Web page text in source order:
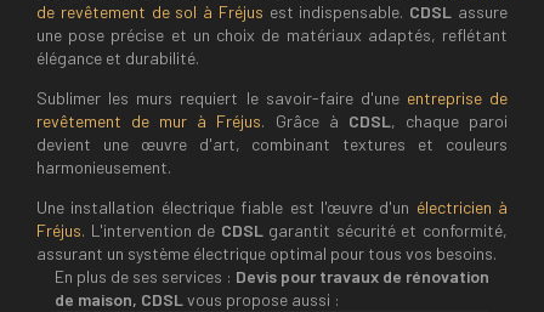
de revêtement de sol à Fréjus est indispensable. CDSL assure
une pose précise et un choix de matériaux adaptés, reflétant
élégance et durabilité.
Sublimer les murs requiert le savoir-faire d'une entreprise de
revêtement de mur à Fréjus. Grâce à CDSL, chaque paroi
devient une œuvre d'art, combinant textures et couleurs
harmonieusement.
Une installation électrique fiable est l'œuvre d'un électricien à
Fréjus. L'intervention de CDSL garantit sécurité et conformité,
assurant un système électrique optimal pour tous vos besoins.
En plus de ses services : Devis pour travaux de rénovation
de maison, CDSL vous propose aussi :